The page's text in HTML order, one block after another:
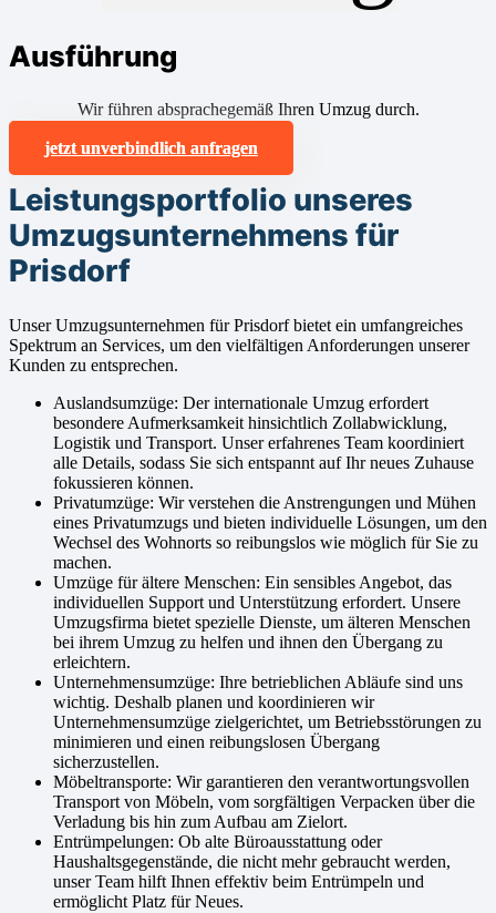
Ausführung
Wir führen absprachegemäß Ihren Umzug durch.
jetzt unverbindlich anfragen
Leistungsportfolio unseres
Umzugsunternehmens für
Prisdorf
Unser Umzugsunternehmen für Prisdorf bietet ein umfangreiches
Spektrum an Services, um den vielfältigen Anforderungen unserer
Kunden zu entsprechen.
Auslandsumzüge: Der internationale Umzug erfordert
besondere Aufmerksamkeit hinsichtlich Zollabwicklung,
Logistik und Transport. Unser erfahrenes Team koordiniert
alle Details, sodass Sie sich entspannt auf Ihr neues Zuhause
fokussieren können.
Privatumzüge: Wir verstehen die Anstrengungen und Mühen
eines Privatumzugs und bieten individuelle Lösungen, um den
Wechsel des Wohnorts so reibungslos wie möglich für Sie zu
machen.
Umzüge für ältere Menschen: Ein sensibles Angebot, das
individuellen Support und Unterstützung erfordert. Unsere
Umzugsfirma bietet spezielle Dienste, um älteren Menschen
bei ihrem Umzug zu helfen und ihnen den Übergang zu
erleichtern.
Unternehmensumzüge: Ihre betrieblichen Abläufe sind uns
wichtig. Deshalb planen und koordinieren wir
Unternehmensumzüge zielgerichtet, um Betriebsstörungen zu
minimieren und einen reibungslosen Übergang
sicherzustellen.
Möbeltransporte: Wir garantieren den verantwortungsvollen
Transport von Möbeln, vom sorgfältigen Verpacken über die
Verladung bis hin zum Aufbau am Zielort.
Entrümpelungen: Ob alte Büroausstattung oder
Haushaltsgegenstände, die nicht mehr gebraucht werden,
unser Team hilft Ihnen effektiv beim Entrümpeln und
ermöglicht Platz für Neues.